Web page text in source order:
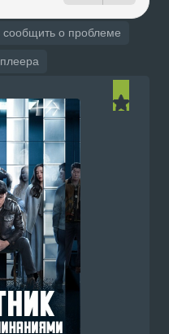
сообщить о проблеме